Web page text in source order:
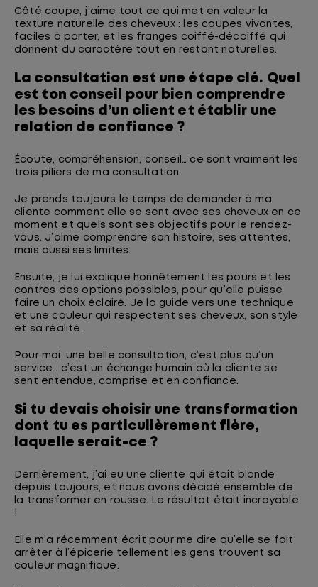
Côté coupe, j’aime tout ce qui met en valeur la
texture naturelle des cheveux : les coupes vivantes,
faciles à porter, et les franges coiffé-décoiffé qui
donnent du caractère tout en restant naturelles.
La consultation est une étape clé. Quel
est ton conseil pour bien comprendre
les besoins d’un client et établir une
relation de confiance ?
Écoute, compréhension, conseil… ce sont vraiment les
trois piliers de ma consultation.
Je prends toujours le temps de demander à ma
cliente comment elle se sent avec ses cheveux en ce
moment et quels sont ses objectifs pour le rendez-
vous. J’aime comprendre son histoire, ses attentes,
mais aussi ses limites.
Ensuite, je lui explique honnêtement les pours et les
contres des options possibles, pour qu’elle puisse
faire un choix éclairé. Je la guide vers une technique
et une couleur qui respectent ses cheveux, son style
et sa réalité.
Pour moi, une belle consultation, c’est plus qu’un
service… c’est un échange humain où la cliente se
sent entendue, comprise et en confiance.
Si tu devais choisir une transformation
dont tu es particulièrement fière,
laquelle serait-ce ?
Dernièrement, j’ai eu une cliente qui était blonde
depuis toujours, et nous avons décidé ensemble de
la transformer en rousse. Le résultat était incroyable
!
Elle m’a récemment écrit pour me dire qu’elle se fait
arrêter à l’épicerie tellement les gens trouvent sa
couleur magnifique.